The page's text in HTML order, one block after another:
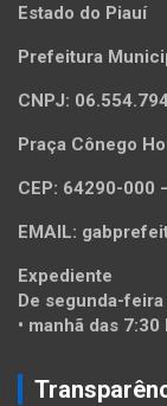
Estado do Piauí
Prefeitura
CNPJ:
Praça Cônego
CEP: 64290-000
EMAIL:
Expediente
De segunda-
• manhã das